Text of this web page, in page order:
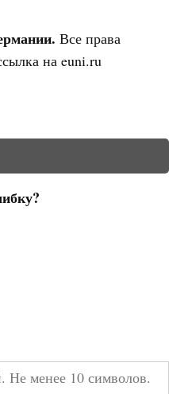
Все права
на euni.ru